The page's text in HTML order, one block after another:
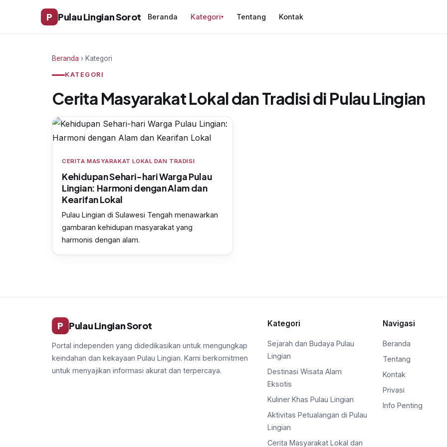
P Pulau Lingian Sorot Beranda Kategori▾ Tentang Kontak
Beranda › Kategori
KATEGORI
Cerita Masyarakat Lokal dan Tradisi di Pulau Lingian
CERITA MASYARAKAT LOKAL DAN TRADISI
Kehidupan Sehari-hari Warga Pulau
Lingian: Harmoni dengan Alam dan
Kearifan Lokal
Pulau Lingian di Sulawesi Tengah menawarkan
gambaran kehidupan masyarakat yang
harmonis dengan alam.
P Pulau Lingian Sorot
Portal independen yang didedikasikan untuk mengungkap
keindahan dan kekayaan Pulau Lingian. Kami berkomitmen
untuk menyajikan informasi akurat dan terpercaya.
Kategori
Sejarah dan Budaya Pulau
Lingian
Destinasi Wisata Alam
Eksotis
Kuliner Khas Pulau Lingian
Aktivitas Petualangan di Pulau
Lingian
Cerita Masyarakat Lokal dan
Navigasi
Beranda
Tentang
Kontak
Privasi
Info Penting